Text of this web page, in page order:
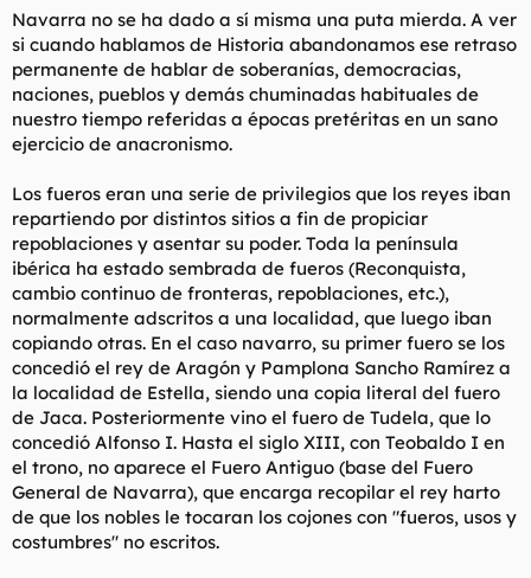
Navarra no se ha dado a sí misma una puta mierda. A ver
si cuando hablamos de Historia abandonamos ese retraso
permanente de hablar de soberanías, democracias,
naciones, pueblos y demás chuminadas habituales de
nuestro tiempo referidas a épocas pretéritas en un sano
ejercicio de anacronismo.
Los fueros eran una serie de privilegios que los reyes iban
repartiendo por distintos sitios a fin de propiciar
repoblaciones y asentar su poder. Toda la península
ibérica ha estado sembrada de fueros (Reconquista,
cambio continuo de fronteras, repoblaciones, etc.),
normalmente adscritos a una localidad, que luego iban
copiando otras. En el caso navarro, su primer fuero se los
concedió el rey de Aragón y Pamplona Sancho Ramírez a
la localidad de Estella, siendo una copia literal del fuero
de Jaca. Posteriormente vino el fuero de Tudela, que lo
concedió Alfonso I. Hasta el siglo XIII, con Teobaldo I en
el trono, no aparece el Fuero Antiguo (base del Fuero
General de Navarra), que encarga recopilar el rey harto
de que los nobles le tocaran los cojones con "fueros, usos y
costumbres" no escritos.